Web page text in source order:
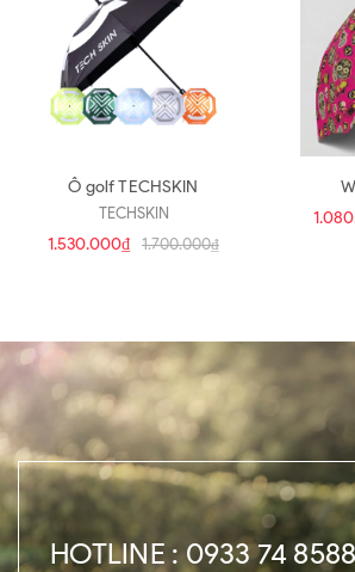
Ô golf TECHSKIN
TECHSKIN
1.530.000₫ 1.700.000₫
HOTLINE : 0933 74